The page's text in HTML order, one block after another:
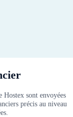
Hostex sont envoyées
précis au niveau